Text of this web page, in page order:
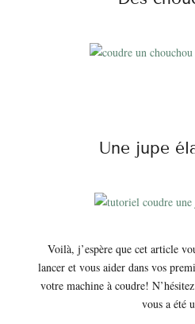
Une jupe
Voilà, j’espère que cet article
lancer et vous aider dans vos
votre machine à coudre!
vous a été